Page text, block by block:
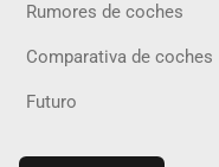
Rumores de coches
Comparativa de coches
Futuro